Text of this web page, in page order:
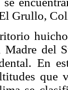
Grullo,
Madre del
En
que